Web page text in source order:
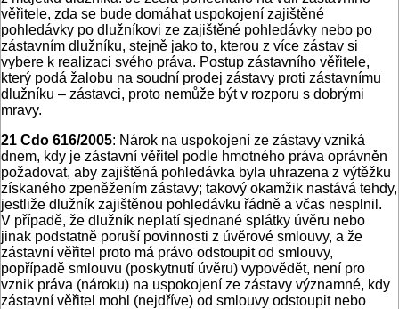
věřitele, zda se bude domáhat uspokojení zajištěné
pohledávky po dlužníkovi ze zajištěné pohledávky nebo po
zástavním dlužníku, stejně jako to, kterou z více zástav si
vybere k realizaci svého práva. Postup zástavního věřitele,
který podá žalobu na soudní prodej zástavy proti zástavnímu
dlužníku – zástavci, proto nemůže být v rozporu s dobrými
mravy.
21 Cdo 616/2005: Nárok na uspokojení ze zástavy vzniká
dnem, kdy je zástavní věřitel podle hmotného práva oprávněn
požadovat, aby zajištěná pohledávka byla uhrazena z výtěžku
získaného zpeněžením zástavy; takový okamžik nastává tehdy,
jestliže dlužník zajištěnou pohledávku řádně a včas nesplnil.
V případě, že dlužník neplatí sjednané splátky úvěru nebo
jinak podstatně poruší povinnosti z úvěrové smlouvy, a že
zástavní věřitel proto má právo odstoupit od smlouvy,
popřípadě smlouvu (poskytnutí úvěru) vypovědět, není pro
vznik práva (nároku) na uspokojení ze zástavy významné, kdy
zástavní věřitel mohl (nejdříve) od smlouvy odstoupit nebo